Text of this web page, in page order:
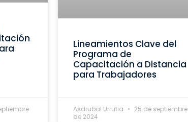
Lineamientos Clave del
Programa de
Capacitación a Distancia
para Trabajadores
Asdrubal Urrutia
25 de septiembre
de 2024